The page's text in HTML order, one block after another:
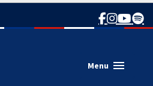
Menu menu